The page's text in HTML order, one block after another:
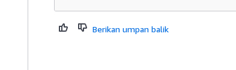
Berikan umpan balik